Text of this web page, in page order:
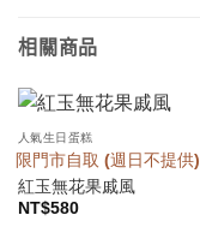
相關商品
人氣生日蛋糕
限門市自取 (週日不提供)
紅玉無花果戚風
NT$580